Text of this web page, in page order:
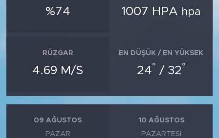
%74 1007 HPA hpa
RÜZGAR
4.69 M/S
EN DÜŞÜK / EN YÜKSEK
24° / 32°
09 AĞUSTOS
PAZAR
10 AĞUSTOS
PAZARTESI